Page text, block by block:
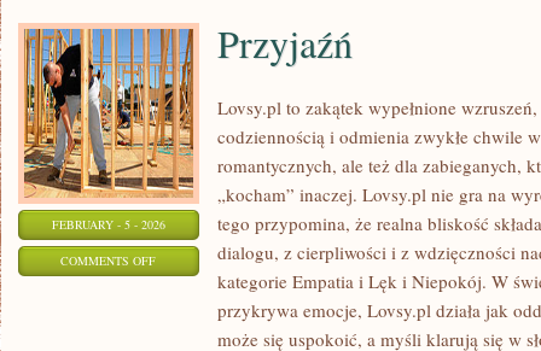
FEBRUARY - 5 - 2026
COMMENTS OFFON
Przyjaźń
Lovsy.pl to zakątek wypełnione
codziennością i odmienia zwykłe chwile
romantycznych, ale też dla zabieganych,
„kocham” inaczej. Lovsy.pl nie gra na
tego przypomina, że realna bliskość
dialogu, z cierpliwości i z wdzięczności
kategorie Empatia i Lęk i Niepokój. W
przykrywa emocje, Lovsy.pl działa jak
może się uspokoić, a myśli klarują się w